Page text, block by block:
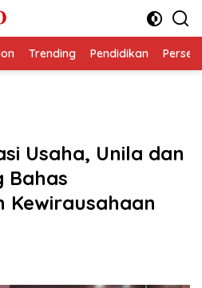
Trending Pendidikan
Usaha, Unila dan
Bahas
Kewirausahaan